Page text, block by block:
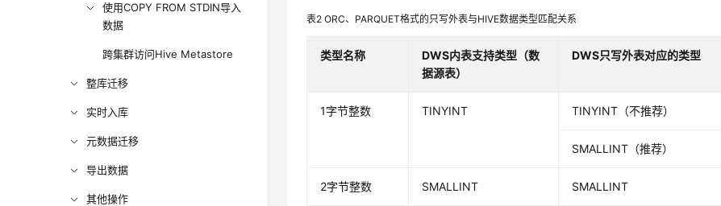
使用COPY FROM STDIN导入
数据
跨集群访问Hive Metastore
整库迁移
实时入库
元数据迁移
导出数据
其他操作
表2ORC、PARQUET格式的只写外表与HIVE数据类型匹配关系
类型名称
DWS内表支持类型（数
据源表）
DWS只写外表对应的类型
1字节整数 TINYINT TINYINT（不推荐）
SMALLINT（推荐）
2字节整数 SMALLINT SMALLINT